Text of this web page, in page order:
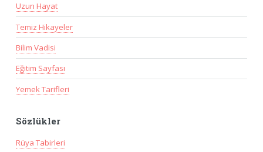
Uzun Hayat
Temiz Hikayeler
Bilim Vadisi
Eğitim Sayfası
Yemek Tarifleri
Sözlükler
Rüya Tabirleri